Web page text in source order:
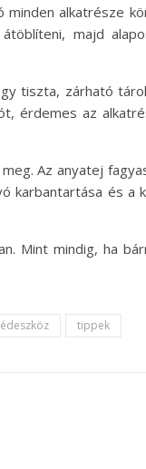
alkatrésze
majd
tiszta, zárható
érdemes az
Az anyatej
karbantartása és a
Mint mindig, ha
tippek